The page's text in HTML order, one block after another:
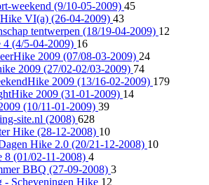
weekend (9/10-05-2009) 45
VI(a) (26-04-2009) 43
tentwerpen (18/19-04-2009) 12
4 (4/5-04-2009) 16
2009 (07/08-03-2009) 24
2009 (27/02-02/03-2009) 74
2009 (13/16-02-2009) 179
2009 (31-01-2009) 14
(10/11-01-2009) 39
site.nl (2008) 628
Hike (28-12-2008) 10
Hike 2.0 (20/21-12-2008) 10
8 (01/02-11-2008) 4
BBQ (27-09-2008) 3
- Scheveningen Hike 12